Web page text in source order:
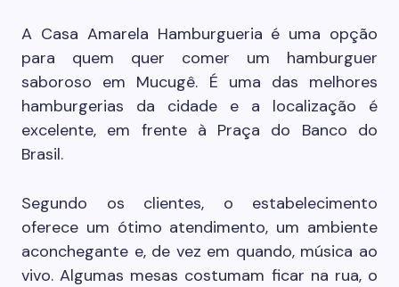
A Casa Amarela Hamburgueria é uma opção
para quem quer comer um hamburguer
saboroso em Mucugê. É uma das melhores
hamburgerias da cidade e a localização é
excelente, em frente à Praça do Banco do
Brasil.
Segundo os clientes, o estabelecimento
oferece um ótimo atendimento, um ambiente
aconchegante e, de vez em quando, música ao
vivo. Algumas mesas costumam ficar na rua, o